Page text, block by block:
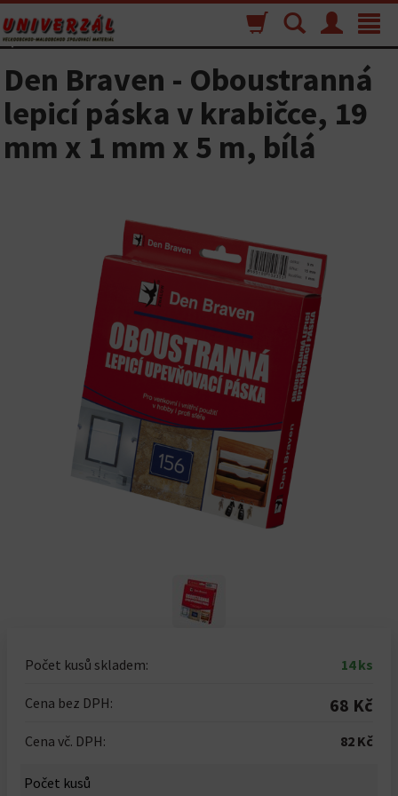
Toggle
Menu
Vyhľadávanie
Nákupný
košík
Den Braven - Oboustranná
lepicí páska v krabičce, 19
mm x 1 mm x 5 m, bílá
Počet kusů skladem: 14 ks
Cena bez DPH: 68 Kč
Cena vč. DPH: 82 Kč
Počet kusů